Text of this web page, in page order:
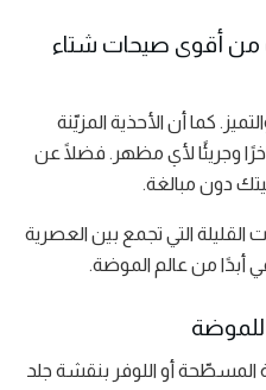
من أقوى صيحات شتاء
كما أن الأحذية المزيّنة
وجريئًا لأي مظهر. فضلًا عن
دون مبالغة.
التي تجمع بين العصرية
أبدًا من عالم الموضة.
للموضة
المسطّحة أو اللوفر بنقشة جلد